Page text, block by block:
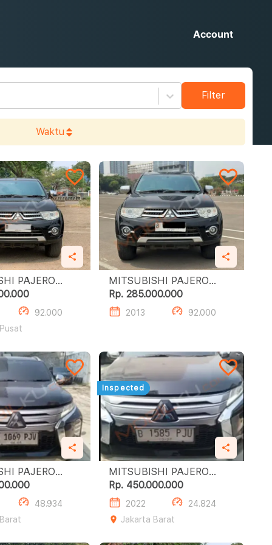
Account
Filter
Waktu
PAJERO
92.000
MITSUBISHI PAJERO
SPORT 2.4L DAKAR A/T
(4X2)
Rp. 285.000.000
2013 92.000
PAJERO
48.934
Inspected
MITSUBISHI PAJERO
SPORT 2.4L DAKAR A/T
(4X2)
Rp. 450.000.000
2022
24.824
Jakarta Barat